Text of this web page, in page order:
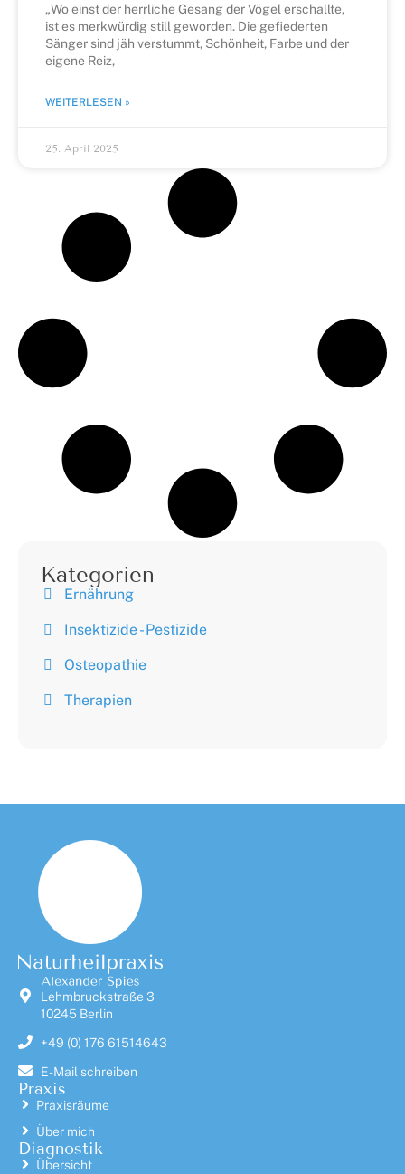
„Wo einst der herrliche Gesang der Vögel erschallte,
ist es merkwürdig still geworden. Die gefiederten
Sänger sind jäh verstummt, Schönheit, Farbe und der
eigene Reiz,
WEITERLESEN »
25. April 2025
Kategorien
Ernährung
Insektizide - Pestizide
Osteopathie
Therapien
Lehmbruckstraße 3
10245 Berlin
+49 (0) 176 61514643
E-Mail schreiben
Praxis
Praxisräume
Über mich
Diagnostik
Übersicht